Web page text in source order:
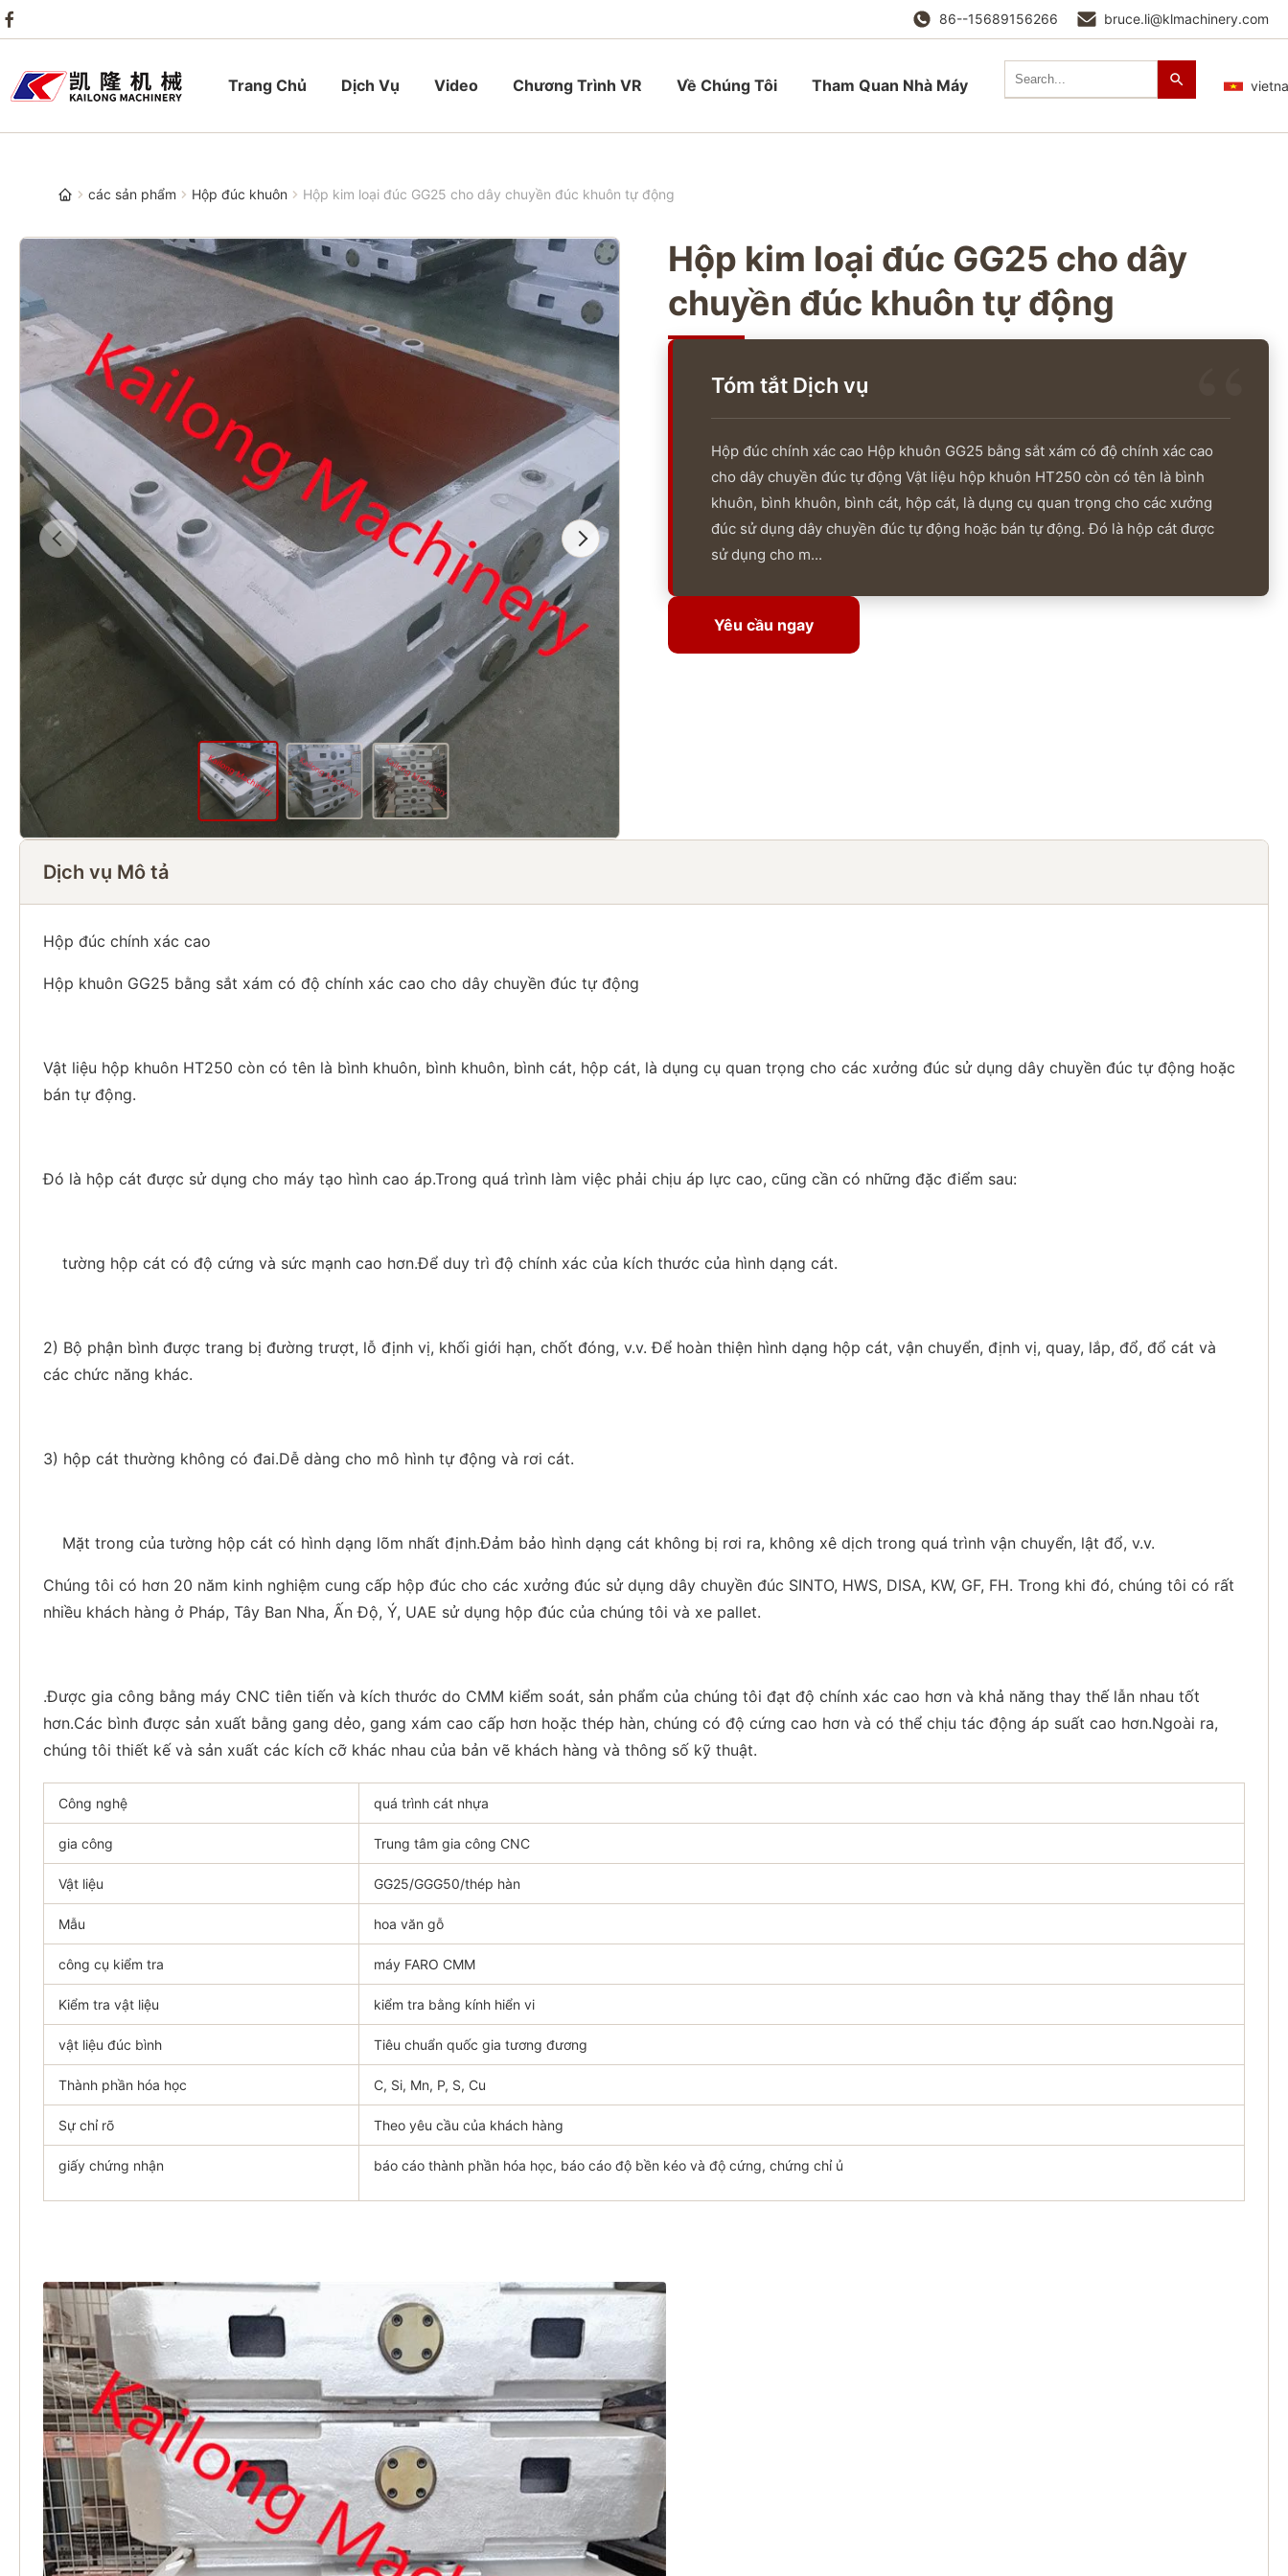
86--15689156266 bruce.li@klmachinery.com
Trang Chủ Dịch Vụ Video Chương Trình VR Về Chúng Tôi Tham Quan Nhà Máy
các sản phẩm Hộp đúc khuôn Hộp kim loại đúc GG25 cho dây chuyền đúc khuôn tự động
Hộp kim loại đúc GG25 cho dây
chuyền đúc khuôn tự động
Tóm tắt Dịch vụ
Hộp đúc chính xác cao Hộp khuôn GG25 bằng sắt xám có độ chính xác cao
cho dây chuyền đúc tự động Vật liệu hộp khuôn HT250 còn có tên là bình
khuôn, bình khuôn, bình cát, hộp cát, là dụng cụ quan trọng cho các xưởng
đúc sử dụng dây chuyền đúc tự động hoặc bán tự động. Đó là hộp cát được
sử dụng cho m...
Yêu cầu ngay
Yêu cầu ngay
Dịch vụ Mô tả
Hộp đúc chính xác cao
Hộp khuôn GG25 bằng sắt xám có độ chính xác cao cho dây chuyền đúc tự động
Vật liệu hộp khuôn HT250 còn có tên là bình khuôn, bình khuôn, bình cát, hộp cát, là dụng cụ quan trọng cho các xưởng đúc sử dụng dây chuyền đúc tự động hoặc
bán tự động.
Đó là hộp cát được sử dụng cho máy tạo hình cao áp.Trong quá trình làm việc phải chịu áp lực cao, cũng cần có những đặc điểm sau:
tường hộp cát có độ cứng và sức mạnh cao hơn.Để duy trì độ chính xác của kích thước của hình dạng cát.
2) Bộ phận bình được trang bị đường trượt, lỗ định vị, khối giới hạn, chốt đóng, v.v. Để hoàn thiện hình dạng hộp cát, vận chuyển, định vị, quay, lắp, đổ, đổ cát và
các chức năng khác.
3) hộp cát thường không có đai.Dễ dàng cho mô hình tự động và rơi cát.
Mặt trong của tường hộp cát có hình dạng lõm nhất định.Đảm bảo hình dạng cát không bị rơi ra, không xê dịch trong quá trình vận chuyển, lật đổ, v.v.
Chúng tôi có hơn 20 năm kinh nghiệm cung cấp hộp đúc cho các xưởng đúc sử dụng dây chuyền đúc SINTO, HWS, DISA, KW, GF, FH. Trong khi đó, chúng tôi có rất
nhiều khách hàng ở Pháp, Tây Ban Nha, Ấn Độ, Ý, UAE sử dụng hộp đúc của chúng tôi và xe pallet.
.Được gia công bằng máy CNC tiên tiến và kích thước do CMM kiểm soát, sản phẩm của chúng tôi đạt độ chính xác cao hơn và khả năng thay thế lẫn nhau tốt
hơn.Các bình được sản xuất bằng gang dẻo, gang xám cao cấp hơn hoặc thép hàn, chúng có độ cứng cao hơn và có thể chịu tác động áp suất cao hơn.Ngoài ra,
chúng tôi thiết kế và sản xuất các kích cỡ khác nhau của bản vẽ khách hàng và thông số kỹ thuật.
Công nghệ quá trình cát nhựa
gia công Trung tâm gia công CNC
Vật liệu GG25/GGG50/thép hàn
Mẫu hoa văn gỗ
công cụ kiểm tra máy FARO CMM
Kiểm tra vật liệu kiểm tra bằng kính hiển vi
vật liệu đúc bình Tiêu chuẩn quốc gia tương đương
Thành phần hóa học C, Si, Mn, P, S, Cu
Sự chỉ rõ Theo yêu cầu của khách hàng
giấy chứng nhận báo cáo thành phần hóa học, báo cáo độ bền kéo và độ cứng, chứng chỉ ủ